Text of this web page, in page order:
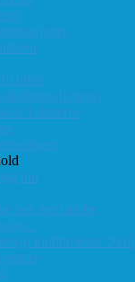
utlån
(lichess)
i eksterne
inn
helt som andre
klubbmester 2013